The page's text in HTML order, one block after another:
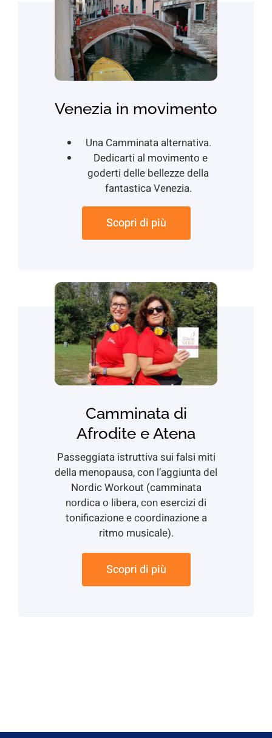
Venezia in movimento
Una Camminata alternativa.
Dedicarti al movimento e
goderti delle bellezze della
fantastica Venezia.
Scopri di più
Camminata di
Afrodite e Atena
Passeggiata istruttiva sui falsi miti
della menopausa, con l’aggiunta del
Nordic Workout (camminata
nordica o libera, con esercizi di
tonificazione e coordinazione a
ritmo musicale).
Scopri di più